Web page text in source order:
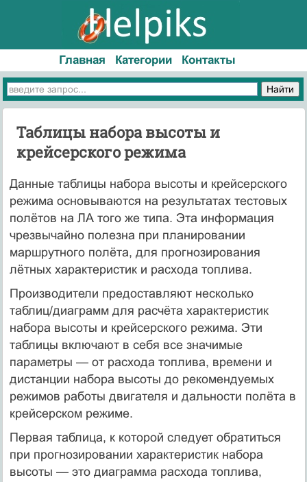
Главная Категории Контакты
Таблицы набора высоты и
крейсерского режима
Данные таблицы набора высоты и крейсерского
режима основываются на результатах тестовых
полётов на ЛА того же типа. Эта информация
чрезвычайно полезна при планировании
маршрутного полёта, для прогнозирования
лётных характеристик и расхода топлива.
Производители предоставляют несколько
таблиц/диаграмм для расчёта характеристик
набора высоты и крейсерского режима. Эти
таблицы включают в себя все значимые
параметры — от расхода топлива, времени и
дистанции набора высоты до рекомендуемых
режимов работы двигателя и дальности полёта в
крейсерском режиме.
Первая таблица, к которой следует обратиться
при прогнозировании характеристик набора
высоты — это диаграмма расхода топлива,